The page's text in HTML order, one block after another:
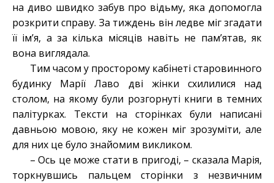
на диво швидко забув про відьму, яка допомогла
розкрити справу. За тиждень він ледве міг згадати
її ім’я, а за кілька місяців навіть не пам’ятав, як
вона виглядала.
Тим часом у просторому кабінеті старовинного
будинку Марії Лаво дві жінки схилилися над
столом, на якому були розгорнуті книги в темних
палітурках. Тексти на сторінках були написані
давньою мовою, яку не кожен міг зрозуміти, але
для них це було знайомим викликом.
– Ось це може стати в пригоді, – сказала Марія,
торкнувшись пальцем сторінки з незвичним